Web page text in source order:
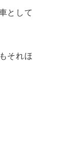
として
それほ